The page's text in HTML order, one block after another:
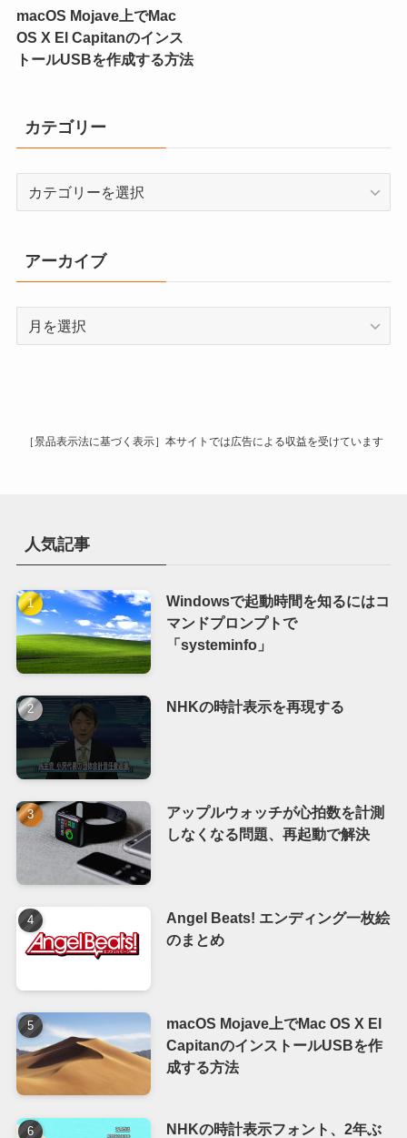
macOS Mojave上でMac
OS X El Capitanのインス
トールUSBを作成する方法
カテゴリー
リ
ー
アーカイブ
［景品表示法に基づく表示］本サイトでは広告による収益を受けています
人気記事
Windowsで起動時間を知るにはコ
マンドプロンプトで
「systeminfo」
NHKの時計表示を再現する
アップルウォッチが心拍数を計測
しなくなる問題、再起動で解決
Angel Beats! エンディング一枚絵
のまとめ
macOS Mojave上でMac OS X El
CapitanのインストールUSBを作
成する方法
NHKの時計表示フォント、2年ぶ